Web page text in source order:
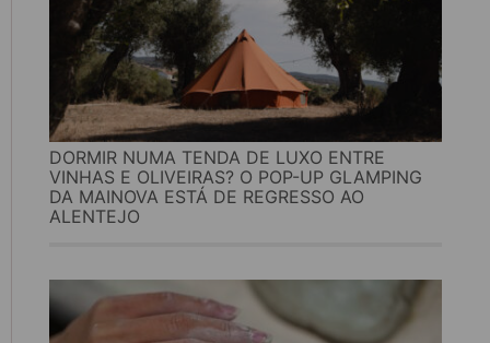
DORMIR NUMA TENDA DE LUXO ENTRE
VINHAS E OLIVEIRAS? O POP-UP GLAMPING
DA MAINOVA ESTÁ DE REGRESSO AO
ALENTEJO